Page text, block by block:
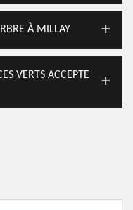
À MILLAY
VERTS ACCEPTE